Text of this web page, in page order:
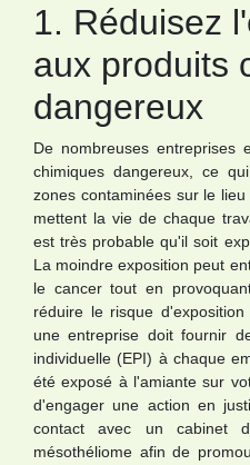
1. Réduisez
aux produits
dangereux
De nombreuses entreprises
chimiques dangereux, ce
zones contaminées sur le
mettent la vie de chaque
est très probable qu'il soit
La moindre exposition peut
le cancer tout en
réduire le risque
une entreprise doit fournir
individuelle (EPI) à chaque
été exposé à l'amiante sur
d'engager une action en
contact avec un cabinet
mésothéliome afin de